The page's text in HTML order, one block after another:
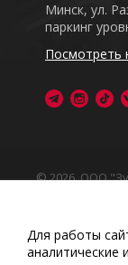
Минск, ул.
паркинг
Посмотреть
© 2026, ООО
Обращаем
сайт носит
Любое
Для работы
аналитические